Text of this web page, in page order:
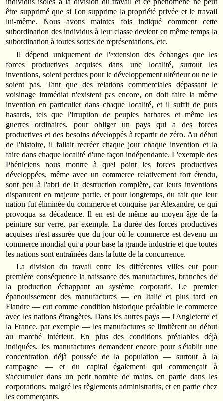
individus isolés à la division du travail et ce phénomène ne peut
être supprimé que si l'on supprime la propriété privée et le travail
lui-même. Nous avons maintes fois indiqué comment cette
subordination des individus à leur classe devient en même temps la
subordination à toutes sortes de représentations, etc.
Il dépend uniquement de l'extension des échanges que les
forces productives acquises dans une localité, surtout les
inventions, soient perdues pour le développement ultérieur ou ne le
soient pas. Tant que des relations commerciales dépassant le
voisinage immédiat n'existent pas encore, on doit faire la même
invention en particulier dans chaque localité, et il suffit de purs
hasards, tels que l'irruption de peuples barbares et même les
guerres ordinaires, pour obliger un pays qui a des forces
productives et des besoins développés à repartir de zéro. Au début
de l'histoire, il fallait recréer chaque jour chaque invention et la
faire dans chaque localité d'une façon indépendante. L'exemple des
Phéniciens nous montre à quel point les forces productives
développées, même avec un commerce relativement fort étendu,
sont peu à l'abri de la destruction complète, car leurs inventions
disparurent en majeure partie, et pour longtemps, du fait que leur
nation fut éliminée du commerce et conquise par Alexandre, ce qui
provoqua sa décadence. Il en est de même au moyen âge de la
peinture sur verre, par exemple. La durée des forces productives
acquises n'est assurée que du jour où le commerce est devenu un
commerce mondial qui a pour base la grande industrie et que toutes
les nations sont entraînées dans la lutte de la concurrence.
La division du travail entre les différentes villes eut pour
première conséquence la naissance des manufactures, branches de
la production échappant au système corporatif. Le premier
épanouissement des manufactures — en Italie et plus tard en
Flandre — eut comme condition historique préalable le commerce
avec les nations étrangères. Dans les autres pays — l'Angleterre et
la France, par exemple — les manufactures se limitèrent au début
au marché intérieur. En plus des conditions préalables déjà
indiquées, les manufactures demandent encore pour s'établir une
concentration déjà poussée de la population — surtout à la
campagne — et du capital également qui commençait à
s'accumuler dans un petit nombre de mains, en partie dans les
corporations, malgré les règlements administratifs, et en partie chez
les commerçants.